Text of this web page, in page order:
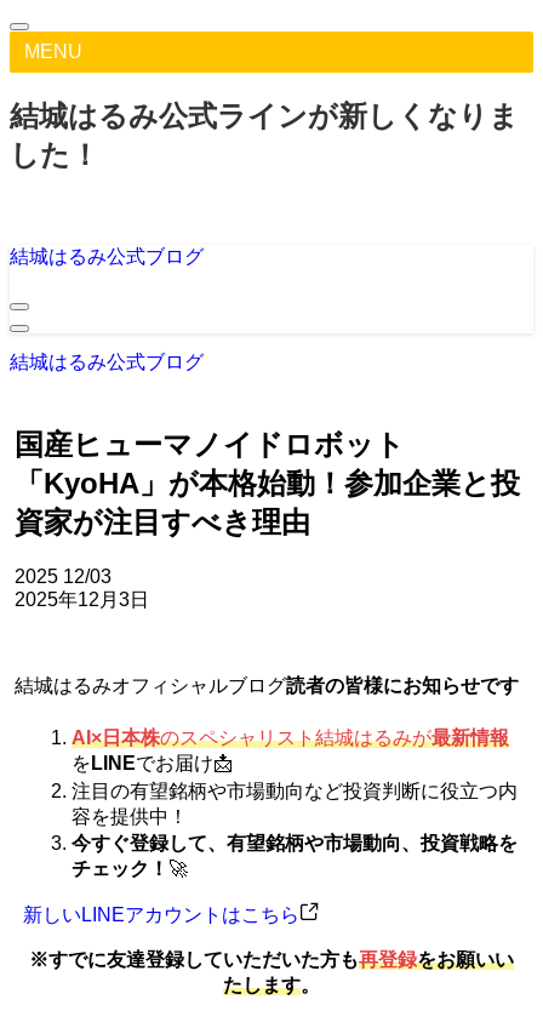
MENU
結城はるみ公式ラインが新しくなりま
した！
結城はるみ公式ブログ
結城はるみ公式ブログ
国産ヒューマノイドロボット
「KyoHA」が本格始動！参加企業と投
資家が注目すべき理由
2025 12/03
2025年12月3日
結城はるみオフィシャルブログ読者の皆様にお知らせです
AI×日本株のスペシャリスト結城はるみが最新情報
を LINEでお届け📩
注目の有望銘柄や市場動向など投資判断に役立つ内
容を提供中！
今すぐ登録して、有望銘柄や市場動向、投資戦略を
チェック！ 🚀
新しいLINEアカウントはこちら
※すでに友達登録していただいた方も再登録をお願いい
たします。